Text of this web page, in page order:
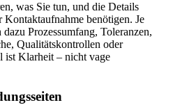
was Sie tun, und die Details
benötigen. Je
Prozessumfang, Toleranzen,
Qualitätskontrollen oder
ist Klarheit – nicht vage